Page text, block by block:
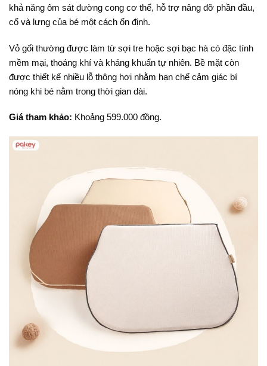
khả năng ôm sát đường cong cơ thể, hỗ trợ nâng đỡ phần đầu,
cổ và lưng của bé một cách ổn định.
Vỏ gối thường được làm từ sợi tre hoặc sợi bạc hà có đặc tính
mềm mại, thoáng khí và kháng khuẩn tự nhiên. Bề mặt còn
được thiết kế nhiều lỗ thông hơi nhằm hạn chế cảm giác bí
nóng khi bé nằm trong thời gian dài.
Giá tham khảo: Khoảng 599.000 đồng.